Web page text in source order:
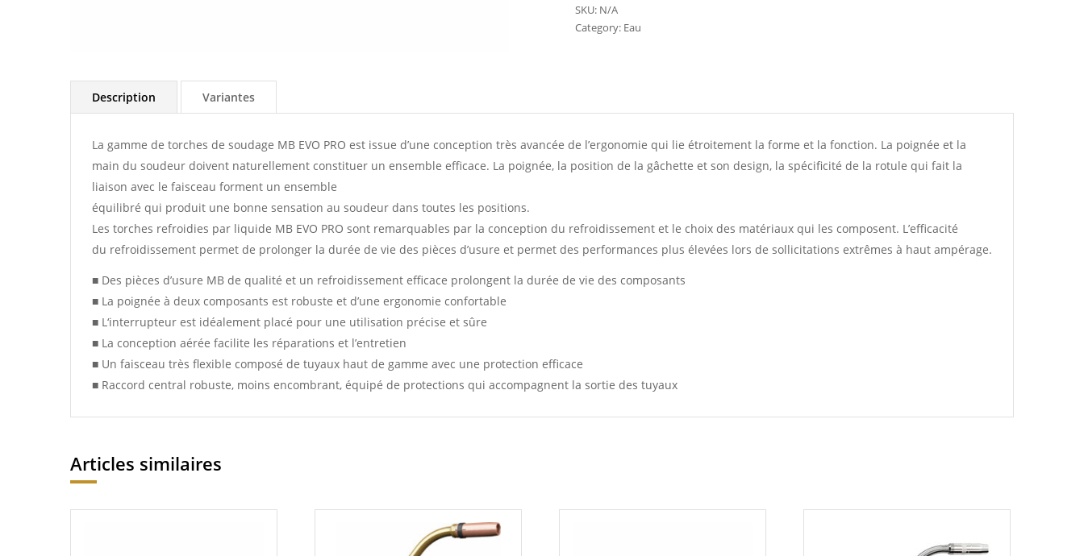
SKU: N/A
Category: Eau
Description Variantes
La gamme de torches de soudage MB EVO PRO est issue d’une conception très avancée de l’ergonomie qui lie étroitement la forme et la fonction. La poignée et la
main du soudeur doivent naturellement constituer un ensemble efficace. La poignée, la position de la gâchette et son design, la spécificité de la rotule qui fait la
liaison avec le faisceau forment un ensemble
équilibré qui produit une bonne sensation au soudeur dans toutes les positions.
Les torches refroidies par liquide MB EVO PRO sont remarquables par la conception du refroidissement et le choix des matériaux qui les composent. L’efficacité
du refroidissement permet de prolonger la durée de vie des pièces d’usure et permet des performances plus élevées lors de sollicitations extrêmes à haut ampérage.
■ Des pièces d’usure MB de qualité et un refroidissement efficace prolongent la durée de vie des composants
■ La poignée à deux composants est robuste et d’une ergonomie confortable
■ L‘interrupteur est idéalement placé pour une utilisation précise et sûre
■ La conception aérée facilite les réparations et l’entretien
■ Un faisceau très flexible composé de tuyaux haut de gamme avec une protection efficace
■ Raccord central robuste, moins encombrant, équipé de protections qui accompagnent la sortie des tuyaux
Articles similaires